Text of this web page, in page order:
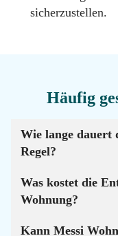
sicherzustellen.
Häufig
Wie lange dauert
Regel?
Was kostet die
Wohnung?
Kann Messi